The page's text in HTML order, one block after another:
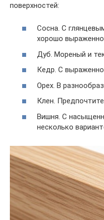
поверхностей:
Сосна. С
хорошо
Дуб. Мореный и
Кедр. С
Орех. В
Клен.
Вишня. С
несколько